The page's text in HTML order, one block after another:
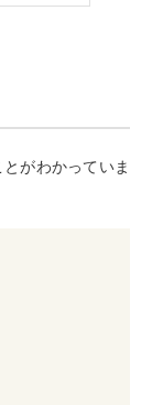
がわかっていま